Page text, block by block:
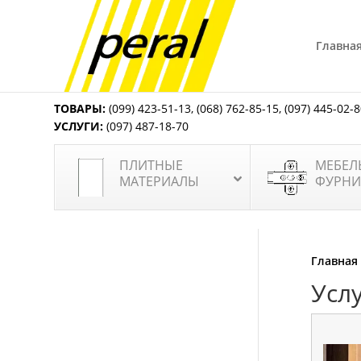
ТОВАРЫ: (099) 423-51-13,(068) 762-85-15,(097) 445-02-
УСЛУГИ: (097) 487-18-70
ПЛИТНЫЕ
МАТЕРИАЛЫ
Главная